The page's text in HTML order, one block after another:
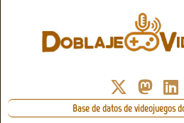
Base de datos de videojuegos